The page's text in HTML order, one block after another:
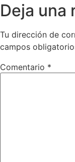
Deja una
Tu dirección de
campos
Comentario *